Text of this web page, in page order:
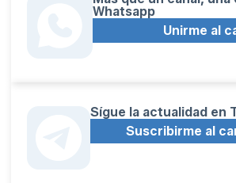
Whatsapp
Unirme al
Sígue la actualidad en
Suscribirme al